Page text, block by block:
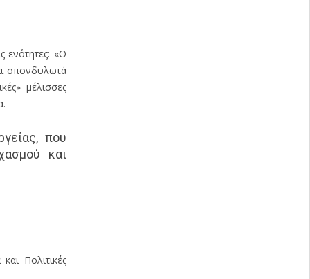
ενότητες: «Ο
σπονδυλωτά
μέλισσες
που
και
Πολιτικές